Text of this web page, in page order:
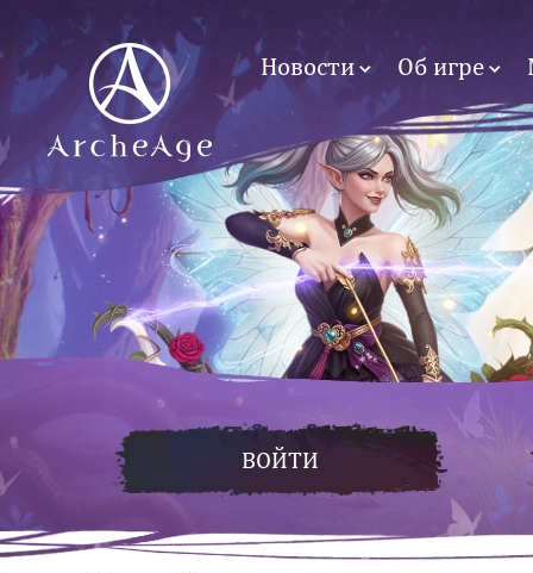
Новости Об игре
ВОЙТИ